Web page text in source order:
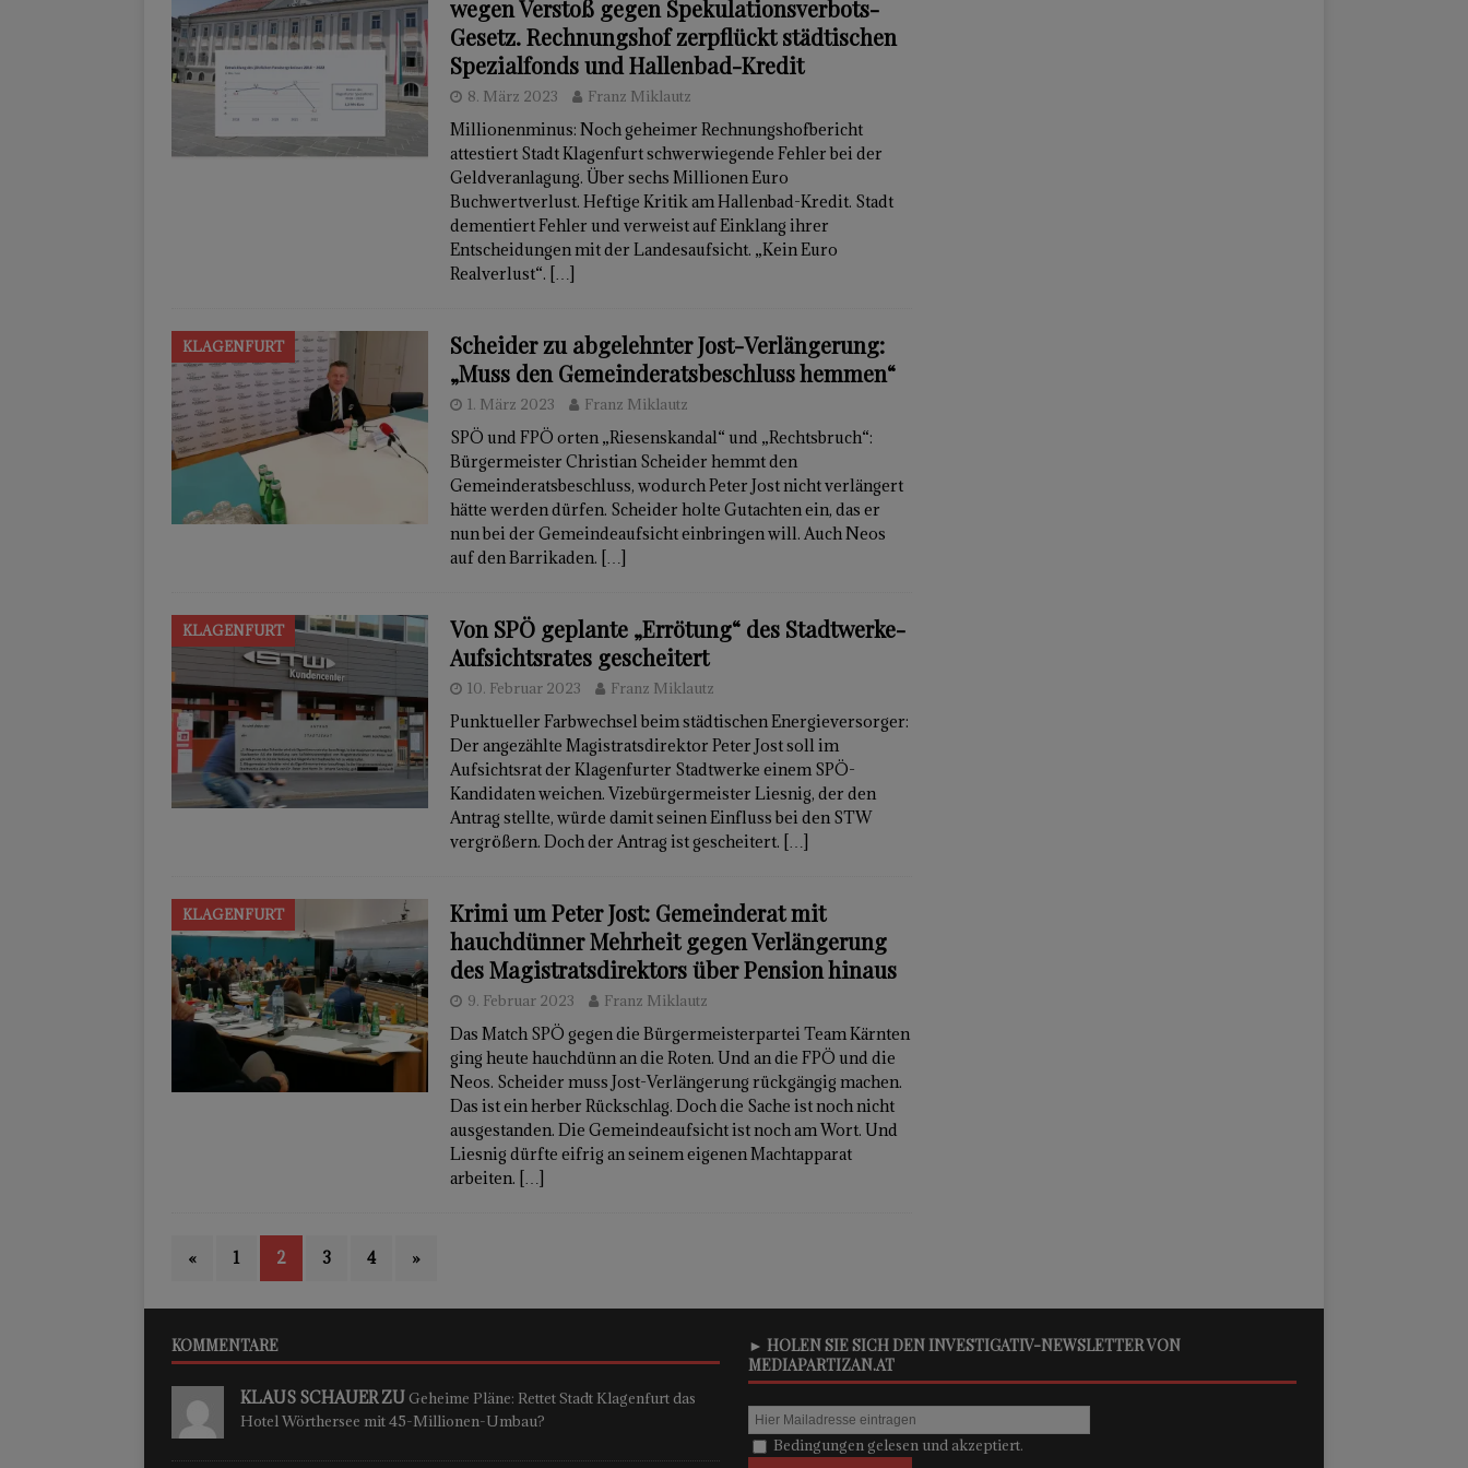
wegen Verstoß gegen Spekulationsverbots-
Gesetz. Rechnungshof zerpflückt städtischen
Spezialfonds und Hallenbad-Kredit
8. März 2023 Franz Miklautz
Millionenminus: Noch geheimer Rechnungshofbericht
attestiert Stadt Klagenfurt schwerwiegende Fehler bei der
Geldveranlagung. Über sechs Millionen Euro
Buchwertverlust. Heftige Kritik am Hallenbad-Kredit. Stadt
dementiert Fehler und verweist auf Einklang ihrer
Entscheidungen mit der Landesaufsicht. „Kein Euro
Realverlust“. […]
KLAGENFURT
Scheider zu abgelehnter Jost-Verlängerung:
„Muss den Gemeinderatsbeschluss hemmen“
1. März 2023 Franz Miklautz
SPÖ und FPÖ orten „Riesenskandal“ und „Rechtsbruch“:
Bürgermeister Christian Scheider hemmt den
Gemeinderatsbeschluss, wodurch Peter Jost nicht verlängert
hätte werden dürfen. Scheider holte Gutachten ein, das er
nun bei der Gemeindeaufsicht einbringen will. Auch Neos
auf den Barrikaden. […]
KLAGENFURT
Von SPÖ geplante „Errötung“ des Stadtwerke-
Aufsichtsrates gescheitert
10. Februar 2023 Franz Miklautz
Punktueller Farbwechsel beim städtischen Energieversorger:
Der angezählte Magistratsdirektor Peter Jost soll im
Aufsichtsrat der Klagenfurter Stadtwerke einem SPÖ-
Kandidaten weichen. Vizebürgermeister Liesnig, der den
Antrag stellte, würde damit seinen Einfluss bei den STW
vergrößern. Doch der Antrag ist gescheitert. […]
KLAGENFURT
Krimi um Peter Jost: Gemeinderat mit
hauchdünner Mehrheit gegen Verlängerung
des Magistratsdirektors über Pension hinaus
9. Februar 2023 Franz Miklautz
Das Match SPÖ gegen die Bürgermeisterpartei Team Kärnten
ging heute hauchdünn an die Roten. Und an die FPÖ und die
Neos. Scheider muss Jost-Verlängerung rückgängig machen.
Das ist ein herber Rückschlag. Doch die Sache ist noch nicht
ausgestanden. Die Gemeindeaufsicht ist noch am Wort. Und
Liesnig dürfte eifrig an seinem eigenen Machtapparat
arbeiten. […]
« 1 2 3 4 »
KOMMENTARE
KLAUS SCHAUER ZUGeheime Pläne: Rettet Stadt Klagenfurt das
Hotel Wörthersee mit 45-Millionen-Umbau?
► HOLEN SIE SICH DEN INVESTIGATIV-NEWSLETTER VON
MEDIAPARTIZAN.AT
Bedingungen gelesen und akzeptiert.